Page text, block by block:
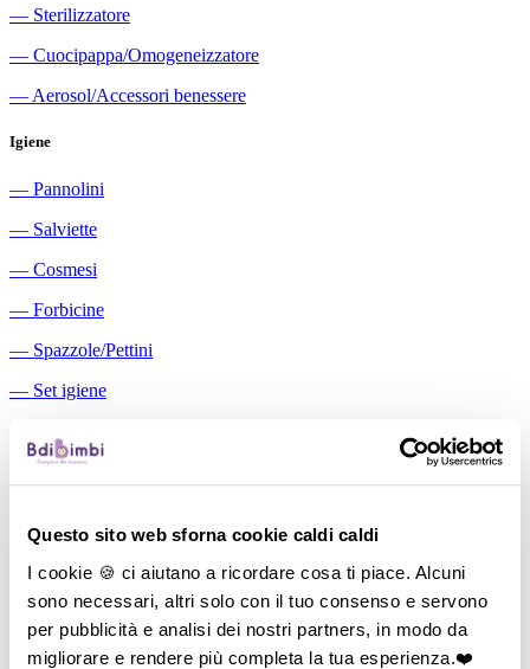
Questo sito web sforna cookie caldi caldi
I cookie 🍪 ci aiutano a ricordare cosa ti piace. Alcuni
sono necessari, altri solo con il tuo consenso e servono
per pubblicità e analisi dei nostri partners, in modo da
migliorare e rendere più completa la tua esperienza.❤️
― Sterilizzatore
― Cuocipappa/Omogeneizzatore
― Aerosol/Accessori benessere
Igiene
― Pannolini
― Salviette
― Cosmesi
― Forbicine
― Spazzole/Pettini
― Set igiene
Aspiratori nasali manuali
―
Cuscini allattamento
―Biberon
―
Tettarelle